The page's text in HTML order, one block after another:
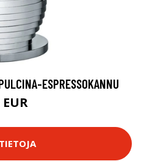
ESPRESSOKANNU
EUR